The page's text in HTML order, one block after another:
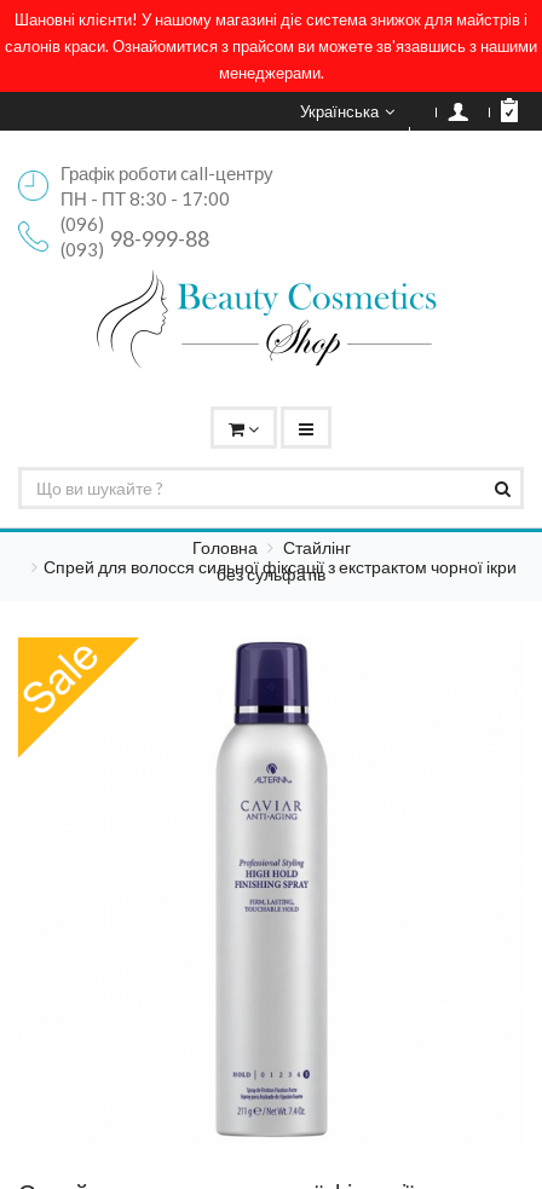
Шановні клієнти! У нашому магазині діє система знижок для майстрів і
салонів краси. Ознайомитися з прайсом ви можете зв'язавшись з нашими
менеджерами.
Українська
Графік роботи call-центру
ПН - ПТ 8:30 - 17:00
(096)
98-999-88
(093)
Головна
Стайлінг
Спрей для волосся сильної фіксації з екстрактом чорної ікри
без сульфатів